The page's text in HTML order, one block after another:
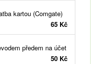
kartou (Comgate)
65 Kč
předem na účet
50 Kč